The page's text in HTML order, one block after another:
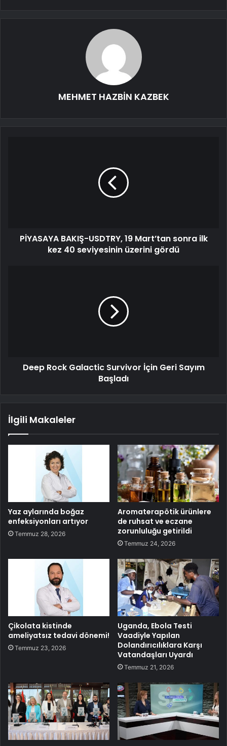
MEHMET HAZBİN KAZBEK
PİYASAYA BAKIŞ-USDTRY, 19 Mart’tan sonra ilk
kez 40 seviyesinin üzerini gördü
Deep Rock Galactic Survivor İçin Geri Sayım
Başladı
İlgili Makaleler
Yaz aylarında boğaz
enfeksiyonları artıyor
Temmuz 28, 2026
Aromaterapötik ürünlere
de ruhsat ve eczane
zorunluluğu getirildi
Temmuz 24, 2026
Çikolata kistinde
ameliyatsız tedavi dönemi!
Temmuz 23, 2026
Uganda, Ebola Testi
Vaadiyle Yapılan
Dolandırıcılıklara Karşı
Vatandaşları Uyardı
Temmuz 21, 2026